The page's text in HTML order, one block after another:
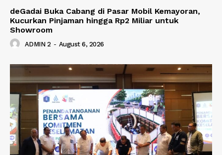
deGadai Buka Cabang di Pasar Mobil Kemayoran,
Kucurkan Pinjaman hingga Rp2 Miliar untuk
Showroom
ADMIN 2 - August 6, 2026